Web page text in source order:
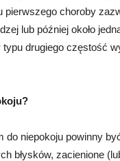
choroby
lub później około
drugiego częstość
do niepokoju powinny
błysków, zacienione